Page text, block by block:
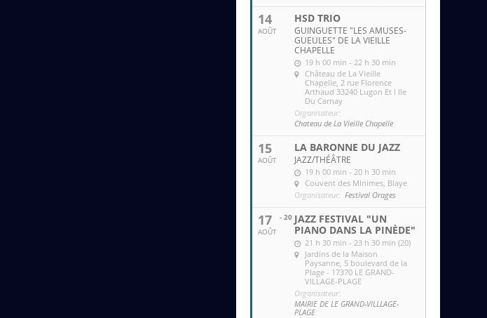
14
AOÛT
HSD TRIO
GUINGUETTE "LES AMUSES-
GUEULES" DE LA VIEILLE
CHAPELLE
19 h 00 min - 22 h 30 min
Château de La Vieille
Chapelle , 2 rue Florence
Arthaud 33240 Lugon Et l Ile
Du Carnay
Organisateur:
Chateau de La Vieille Chapelle
15
AOÛT
LA BARONNE DU JAZZ
JAZZ/THÉÂTRE
19 h 00 min - 20 h 30 min
Couvent des MInimes , Blaye
Organisateur: Festival Orages
17
AOÛT
- 20 JAZZ FESTIVAL "UN
PIANO DANS LA PINÈDE"
21 h 30 min - 23 h 30 min (20)
Jardins de la Maison
Paysanne , 5 boulevard de la
Plage - 17370 LE GRAND-
VILLAGE-PLAGE
Organisateur:
MAIRIE DE LE GRAND-VILLLAGE-
PLAGE